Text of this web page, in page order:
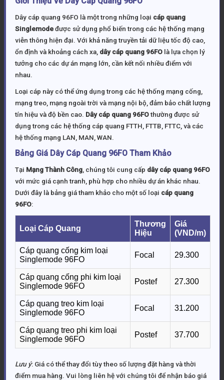
Dây cáp quang 96FO là một trong những loại cáp quang
Singlemodeđược sử dụng phổ biến trong các hệ thống mạng
viễn thông hiện đại. Với khả năng truyền tải dữ liệu tốc độ cao,
ổn định và khoảng cách xa, dây cáp quang 96FO là lựa chọn lý
tưởng cho các dự án mạng lớn, cần kết nối nhiều điểm với
nhau.
Loại cáp này có thể ứng dụng trong các hệ thống mạng cống,
mạng treo, mạng ngoài trời và mạng nội bộ, đảm bảo chất lượng
tín hiệu và độ bền cao. Dây cáp quang 96FOthường được sử
dụng trong các hệ thống cáp quang FTTH, FTTB, FTTC, và các
hệ thống mạng LAN, MAN, WAN.
Bảng Giá Dây Cáp Quang 96FO Tham Khảo
Tại Mạng Thành Công , chúng tôi cung cấp dây cáp quang 96FO
với mức giá cạnh tranh, phù hợp cho nhiều dự án khác nhau.
Dưới đây là bảng giá tham khảo cho một số loại cáp quang
96FO:
Loại Cáp Quang
Thương
Hiệu
Giá
(VND/m)
Cáp quang cống kim loại
Singlemode 96FO
Focal 29.300
Cáp quang cống phi kim loại
Singlemode 96FO
Postef 27.300
Cáp quang treo kim loại
Singlemode 96FO
Focal 31.200
Cáp quang treo phi kim loại
Singlemode 96FO
Postef 37.700
Lưu ý: Giá có thể thay đổi tùy theo số lượng đặt hàng và thời
điểm mua hàng. Vui lòng liên hệ với chúng tôi để nhận báo giá